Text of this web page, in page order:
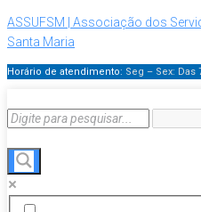
ASSUFSM | Associação dos
Santa Maria
Horário de atendimento: Seg – Sex: